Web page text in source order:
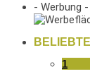
- Werbung -
1